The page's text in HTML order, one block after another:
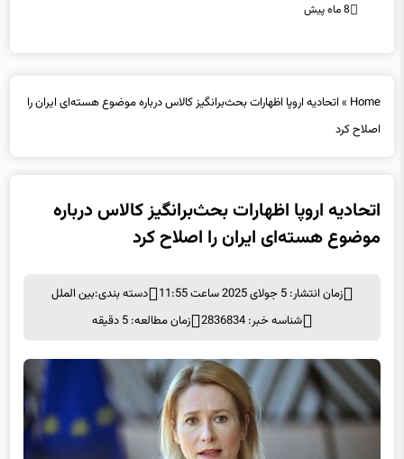
8 ماه پیش
Home
» اتحادیه اروپا اظهارات بحث‌برانگیز کالاس درباره موضوع هسته‌ای ایران را
اصلاح کرد
اتحادیه اروپا اظهارات بحث‌برانگیز کالاس درباره
موضوع هسته‌ای ایران را اصلاح کرد
زمان انتشار: 5 جولای 2025 ساعت 11:55 دسته بندی:بین الملل
شناسه خبر: 2836834
زمان مطالعه: 5 دقیقه